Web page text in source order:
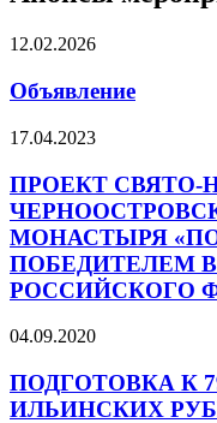
12.02.2026
Объявление
17.04.2023
ПРОЕКТ СВЯТО-
МОНАСТЫРЯ
ПОБЕДИТЕЛЕМ
РОССИЙСКОГО
04.09.2020
ПОДГОТОВКА К
ИЛЬИНСКИХ